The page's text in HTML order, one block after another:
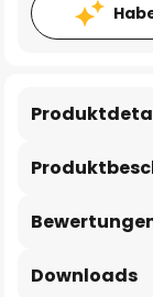
Downloads